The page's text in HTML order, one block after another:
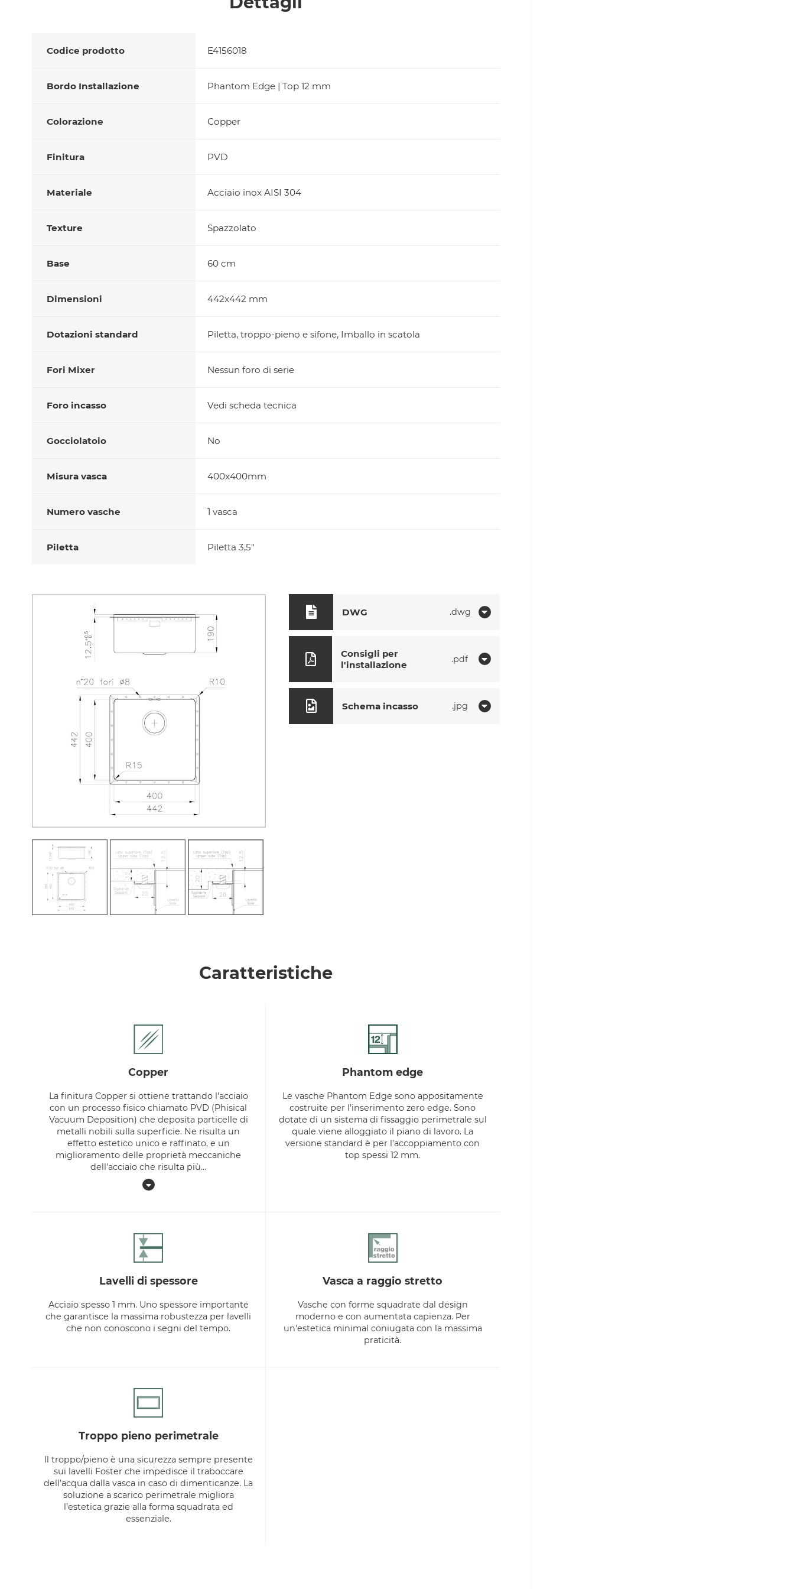
DWG dwg
Consigli per
l'installazione
pdf
Schema incasso jpg
Codice prodotto E4156018
Bordo Installazione Phantom Edge | Top 12 mm
Colorazione Copper
Finitura PVD
Materiale Acciaio inox AISI 304
Texture Spazzolato
Base 60 cm
Dimensioni 442x442 mm
Dotazioni standard Piletta, troppo-pieno e sifone, Imballo in scatola
Fori Mixer Nessun foro di serie
Foro incasso Vedi scheda tecnica
Gocciolatoio No
Misura vasca 400x400mm
Numero vasche 1 vasca
Piletta Piletta 3,5"
Caratteristiche
copper
La finitura Copper si ottiene trattando l'acciaio
con un processo fisico chiamato PVD (Phisical
Vacuum Deposition) che deposita particelle di
metalli nobili sulla superficie. Ne risulta un
effetto estetico unico e raffinato, e un
miglioramento delle proprietà meccaniche
dell'acciaio che risulta più...
phantom edge
Le vasche Phantom Edge sono appositamente
costruite per l’inserimento zero edge. Sono
dotate di un sistema di fissaggio perimetrale sul
quale viene alloggiato il piano di lavoro. La
versione standard è per l’accoppiamento con
top spessi 12 mm.
lavelli di spessore
Acciaio spesso 1 mm. Uno spessore importante
che garantisce la massima robustezza per lavelli
che non conoscono i segni del tempo.
vasca a raggio stretto
Vasche con forme squadrate dal design
moderno e con aumentata capienza. Per
un'estetica minimal coniugata con la massima
praticità.
troppo pieno perimetrale
Il troppo/pieno è una sicurezza sempre presente
sui lavelli Foster che impedisce il traboccare
dell’acqua dalla vasca in caso di dimenticanze. La
soluzione a scarico perimetrale migliora
l’estetica grazie alla forma squadrata ed
essenziale.